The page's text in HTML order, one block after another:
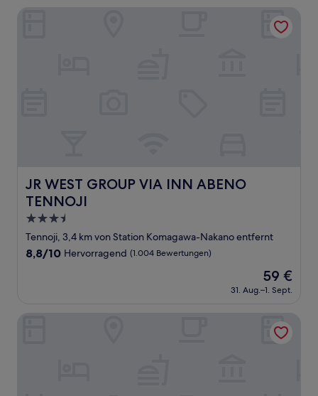
Bewertungen)
JR WEST GROUP VIA INN ABENO
TENNOJI
JR WEST GROUP VIA INN ABENO TENNOJI
3.5-
Sterne-
Unterkunft
Tennoji, 3,4 km von Station Komagawa-Nakano entfernt
8.8
Bewertungen)
8,8/10 Hervorragend (1.004 Bewertungen)
Der
Preis
beträgt
59 €
31. Aug.–1. Sept.